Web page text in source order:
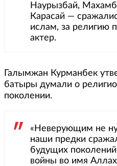
Наурызбай,
Карасай —
ислам, за религию
актер.
Галымжан Курманбек
батыры думали о
поколении.
«Неверующим не
наши предки
будущих
войны во имя